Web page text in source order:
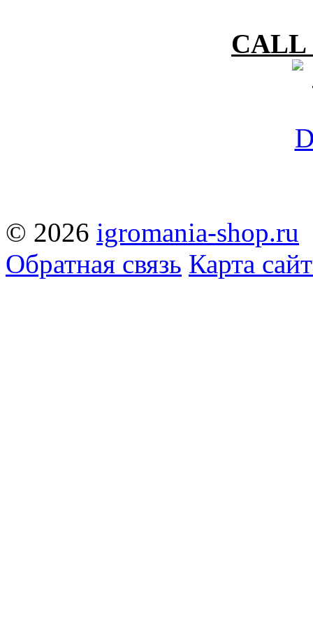
CALL
© 2026 igromania-shop.ru
Обратная связь Карта